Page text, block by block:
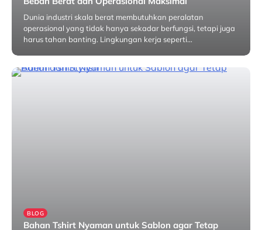
Dunia industri skala berat membutuhkan peralatan
operasional yang tidak hanya sekadar berfungsi, tetapi juga
harus tahan banting. Lingkungan kerja seperti…
Mei 28, 2026
BLOG
Bahan Tshirt Nyaman untuk Sablon agar Tetap